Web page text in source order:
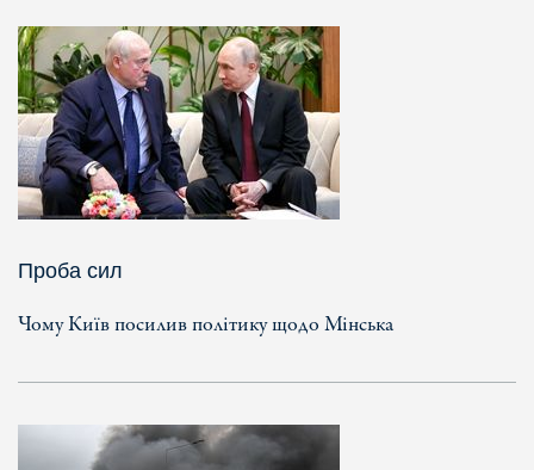
Проба сил
Чому Київ посилив політику щодо Мінська